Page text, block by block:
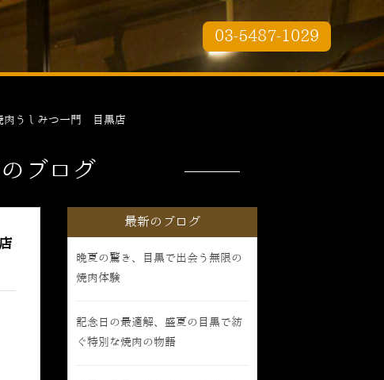
03-5487-1029
肉うしみつ一門 目黒店
ブログ
最新のブログ
晩夏の驚き、目黒で出会う無限の
焼肉体験
記念日の最適解、盛夏の目黒で紡
ぐ特別な焼肉の物語